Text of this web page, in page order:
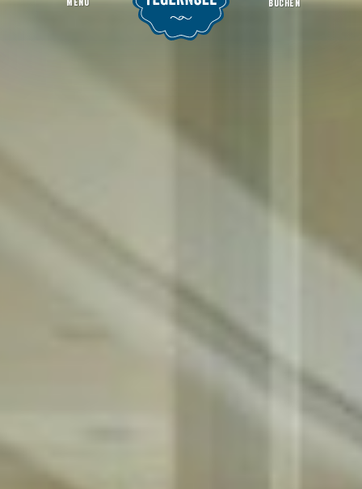
Egerner Bucht
MENU BUCHEN